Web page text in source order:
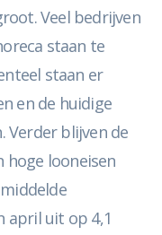
Veel bedrijven
staan te
staan er
en de huidige
Verder blijven de
hoge looneisen
april uit op 4,1